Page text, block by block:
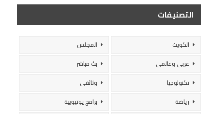
التصنيفات
الكويت
المجلس
عربي وعالمي
بث مباشر
تكنولوجيا
وثائقي
رياضة
برامج يوتيوبية